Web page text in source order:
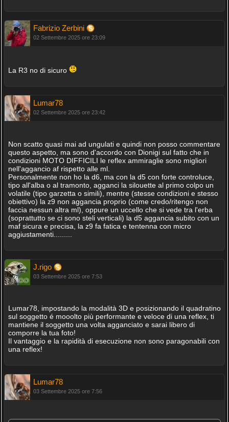
Fabrizio Zerbini
02 Settembre 2025 ore 23:09
La R3 no di sicuro
Lumar78
02 Settembre 2025 ore 23:42
Non scatto quasi mai ad ungulati e quindi non posso commentare
questo aspetto, ma sono d'accordo con Dionigi sul fatto che in
condizioni MOTO DIFFICILI le reflex ammiraglie sono migliori
nell'aggancio af rispetto alle ml.
Personalmente non ho la d6, ma con la d5 con forte controluce,
tipo all'alba o al tramonto, agganci la silouette al primo colpo un
volatile (tipo garzetta o simili), mentre (stesse condizioni e stesso
obiettivo) la z9 non aggancia proprio (come credo/ritengo non
faccia nessun altra ml), oppure un uccello che si vede tra l'erba
(soprattutto se ci sono steli verticali) la d5 aggancia subito con un
maf sicura e precisa, la z9 fa fatica e tentenna con micro
aggiustamenti.........
J.rigo
03 Settembre 2025 ore 7:53
Lumar78, impostando la modalità 3D e posizionando il quadratino
sul soggetto é mooolto più performante e veloce di una reflex, ti
mantiene il soggetto una volta agganciato e sarai libero di
comporre la tua foto!
Il vantaggio e la rapidità di esecuzione non sono paragonabili con
una reflex!
Lumar78
03 Settembre 2025 ore 7:56